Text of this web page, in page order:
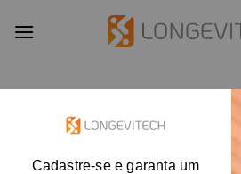
Cadastre-se e garanta um